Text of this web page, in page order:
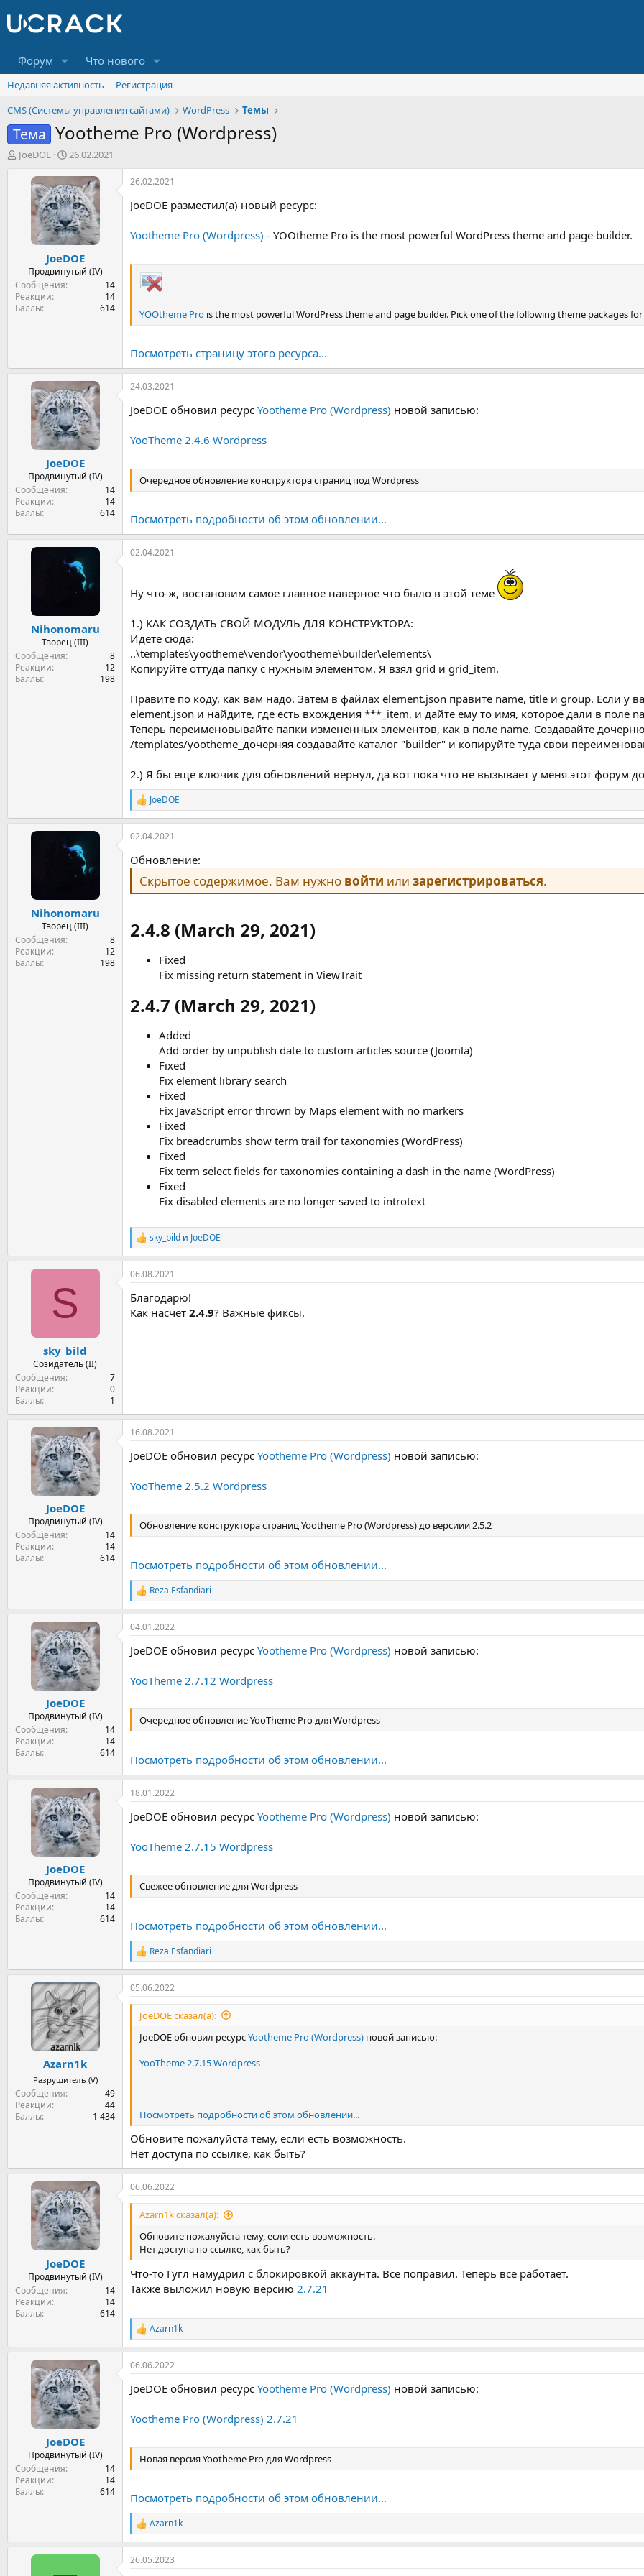
Форум Что нового
Недавняя активность
Регистрация
CMS (Системы управления сайтами)
WordPress Темы
Тема Yootheme Pro (Wordpress)
А
JoeDOE
Д
т
а
н
а
ч
а
л
а
26.02.2021
JoeDOE
Продвинутый (IV)
Сообщения
14
Реакции
14
Баллы
614
26.02.2021
JoeDOE разместил(а) новый ресурс:
Yootheme Pro (Wordpress) - YOOtheme Pro is the most powerful WordPress theme and page builder.
YOOtheme Pro is the most powerful WordPress theme and page builder. Pick one of the following theme packages
Посмотреть страницу этого ресурса...
JoeDOE
Продвинутый (IV)
Сообщения
14
Реакции
14
Баллы
614
24.03.2021
JoeDOE обновил ресурс Yootheme Pro (Wordpress) новой записью:
YooTheme 2.4.6 Wordpress
Очередное обновление конструктора страниц под Wordpress
Посмотреть подробности об этом обновлении...
Nihonomaru
Творец (III)
Сообщения
8
Реакции
12
Баллы
198
02.04.2021
Ну что-ж, востановим самое главное наверное что было в этой теме
1.) КАК СОЗДАТЬ СВОЙ МОДУЛЬ ДЛЯ КОНСТРУКТОРА:
Идете сюда:
..\templates\yootheme\vendor\yootheme\builder\elements\
Копируйте оттуда папку с нужным элементом. Я взял grid и grid_item.
Правите по коду, как вам надо. Затем в файлах element.json правите name, title и group. Если у
element.json и найдите, где есть вхождения ***_item, и дайте ему то имя, которое дали в поле
Теперь переименовывайте папки измененных элементов, как в поле name. Создавайте
/templates/yootheme_дочерняя создавайте каталог "builder" и копируйте туда свои
2.) Я бы еще ключик для обновлений вернул, да вот пока что не вызывает у меня этот форум
Р
е
а
к
и
JoeDOE
Nihonomaru
Творец (III)
Сообщения
8
Реакции
12
Баллы
198
02.04.2021
Обновление:
Скрытое содержимое. Вам нужно войти или зарегистрироваться.
2.4.8 (March 29, 2021)​
Fixed
Fix missing return statement in ViewTrait
2.4.7 (March 29, 2021)​
Added
Add order by unpublish date to custom articles source (Joomla)
Fixed
Fix element library search
Fixed
Fix JavaScript error thrown by Maps element with no markers
Fixed
Fix breadcrumbs show term trail for taxonomies (WordPress)
Fixed
Fix term select fields for taxonomies containing a dash in the name (WordPress)
Fixed
Fix disabled elements are no longer saved to introtext
Р
е
а
к
и
и
sky_bild и JoeDOE
S
sky_bild
Созидатель (II)
Сообщения
7
Реакции
0
Баллы
1
06.08.2021
Благодарю!
Как насчет 2.4.9? Важные фиксы.
JoeDOE
Продвинутый (IV)
Сообщения
14
Реакции
14
Баллы
614
16.08.2021
JoeDOE обновил ресурс Yootheme Pro (Wordpress) новой записью:
YooTheme 2.5.2 Wordpress
Обновление конструктора страниц Yootheme Pro (Wordpress) до версиии 2.5.2
Посмотреть подробности об этом обновлении...
Р
е
а
к
и
:
Reza Esfandiari
JoeDOE
Продвинутый (IV)
Сообщения
14
Реакции
14
Баллы
614
04.01.2022
JoeDOE обновил ресурс Yootheme Pro (Wordpress) новой записью:
YooTheme 2.7.12 Wordpress
Очередное обновление YooTheme Pro для Wordpress
Посмотреть подробности об этом обновлении...
JoeDOE
Продвинутый (IV)
Сообщения
14
Реакции
14
Баллы
614
18.01.2022
JoeDOE обновил ресурс Yootheme Pro (Wordpress) новой записью:
YooTheme 2.7.15 Wordpress
Свежее обновление для Wordpress
Посмотреть подробности об этом обновлении...
Р
е
а
к
ц
и
и
Reza Esfandiari
Azarn1k
Разрушитель (V)
Сообщения
49
Реакции
44
Баллы
1 434
05.06.2022
JoeDOE сказал(а):
JoeDOE обновил ресурсYootheme Pro (Wordpress) новой записью:
YooTheme 2.7.15 Wordpress
Посмотреть подробности об этом обновлении...
Обновите пожалуйста тему, если есть возможность.
Нет доступа по ссылке, как быть?
JoeDOE
Продвинутый (IV)
Сообщения
14
Реакции
14
Баллы
614
06.06.2022
Azarn1k сказал(а):
Обновите пожалуйста тему, если есть возможность.
Нет доступа по ссылке, как быть?
Что-то Гугл намудрил с блокировкой аккаунта. Все поправил. Теперь все работает.
Также выложил новую версию 2.7.21
Р
е
а
к
и
:
Azarn1k
JoeDOE
Продвинутый (IV)
Сообщения
14
Реакции
14
Баллы
614
06.06.2022
JoeDOE обновил ресурс Yootheme Pro (Wordpress) новой записью:
Yootheme Pro (Wordpress) 2.7.21
Новая версия Yootheme Pro для Wordpress
Посмотреть подробности об этом обновлении...
Р
е
а
к
Azarn1k
26.05.2023